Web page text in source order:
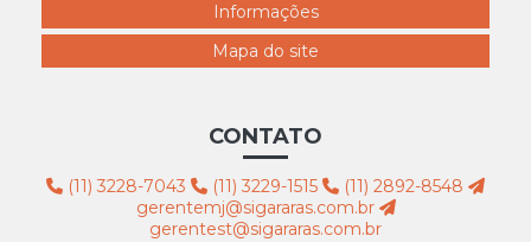
Informações
Mapa do site
CONTATO
(11) 3228-7043 (11) 3229-1515
(11) 2892-8548
gerentemj@sigararas.com.br
gerentest@sigararas.com.br